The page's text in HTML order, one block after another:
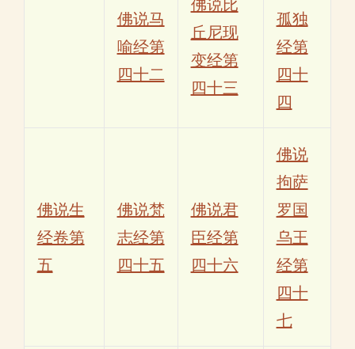
佛说马
喻经第
四十二
佛说比
丘尼现
变经第
四十三
孤独
经第
四十
四
佛说生
经卷第
五
佛说梵
志经第
四十五
佛说君
臣经第
四十六
佛说
拘萨
罗国
乌王
经第
四十
七